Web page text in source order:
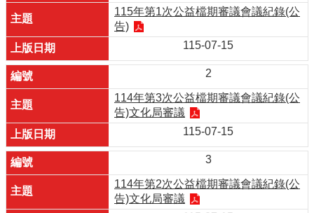
115年第1次公益檔期審議會議紀錄(公
告)
115-07-15
2
114年第3次公益檔期審議會議紀錄(公
告)文化局審議
115-07-15
3
114年第2次公益檔期審議會議紀錄(公
告)文化局審議